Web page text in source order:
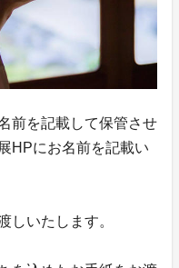
前を記載して保管させ
HPにお名前を記載い
いたします。